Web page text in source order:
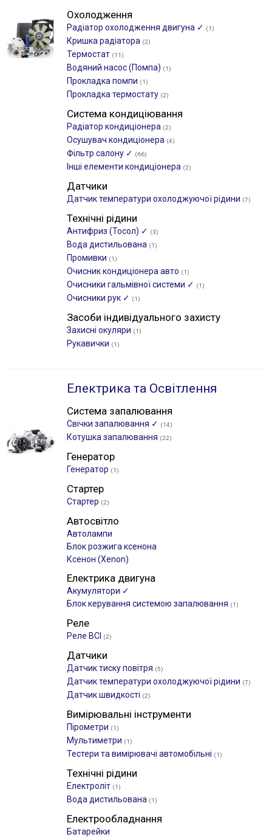
Охолодження
Радіатор охолодження двигуна ✓ (1)
Кришка радіатора (2)
Термостат (11)
Водяний насос (Помпа) (1)
Прокладка помпи (1)
Прокладка термостату (2)
Система кондиціювання
Радіатор кондиціонера (2)
Осушувач кондиціонера (4)
Фільтр салону ✓ (66)
Інші елементи кондиціонера (2)
Датчики
Датчик температури охолоджуючої рідини (7)
Технічні рідини
Антифриз (Тосол) ✓ (3)
Вода дистильована (1)
Промивки (1)
Очисник кондиціонера авто (1)
Очисники гальмівної системи ✓ (1)
Очисники рук ✓ (1)
Засоби індивідуального захисту
Захисні окуляри (1)
Рукавички (1)
Електрика та Освітлення
Система запалювання
Свічки запалювання ✓ (14)
Котушка запалювання (22)
Генератор
Генератор (1)
Стартер
Стартер (2)
Автосвітло
Автолампи
Блок розжига ксенона
Ксенон (Xenon)
Електрика двигуна
Акумулятори ✓
Блок керування системою запалювання (1)
Реле
Реле ВСІ (2)
Датчики
Датчик тиску повітря (5)
Датчик температури охолоджуючої рідини (7)
Датчик швидкості (2)
Вимірювальні інструменти
Пірометри (1)
Мультиметри (1)
Тестери та вимірювачі автомобільні (1)
Технічні рідини
Електроліт (1)
Вода дистильована (1)
Електрообладнання
Батарейки